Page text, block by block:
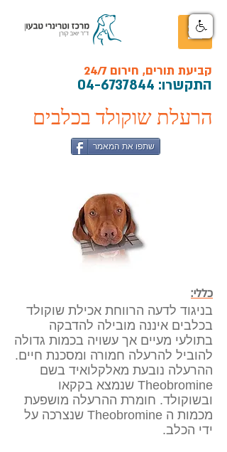
קביעת תורים, חירום 24/7
התקשרו: 04-6737844
הרעלת שוקולד בכלבים
שתפו את המאמר
כללי:
בניגוד לדעה הרווחת אכילת שוקולד
בכלבים איננה מובילה להדבקה
בתולעי מעיים אך עשויה בכמות גדולה
להוביל להרעלה חמורה ומסכנת חיים.
ההרעלה נובעת מאלקלואיד בשם
Theobromine שנמצא בקקאו
ובשוקולד. חומרת ההרעלה מושפעת
מכמות ה Theobromine שנצרכה על
ידי הכלב.